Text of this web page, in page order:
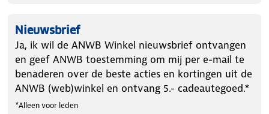
Nieuwsbrief
Ja, ik wil de ANWB Winkel nieuwsbrief ontvangen
en geef ANWB toestemming om mij per e-mail te
benaderen over de beste acties en kortingen uit de
ANWB (web)winkel en ontvang 5.- cadeautegoed.*
*Alleen voor leden